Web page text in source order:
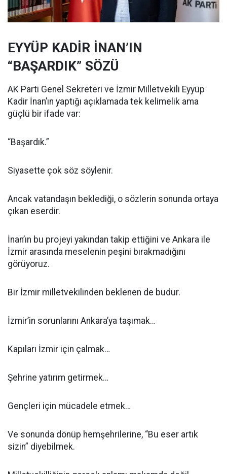
EYYÜP KADİR İNAN’IN
“BAŞARDIK” SÖZÜ
AK Parti Genel Sekreteri ve İzmir Milletvekili Eyyüp
Kadir İnan’ın yaptığı açıklamada tek kelimelik ama
güçlü bir ifade var:
“Başardık.”
Siyasette çok söz söylenir.
Ancak vatandaşın beklediği, o sözlerin sonunda ortaya
çıkan eserdir.
İnan’ın bu projeyi yakından takip ettiğini ve Ankara ile
İzmir arasında meselenin peşini bırakmadığını
görüyoruz.
Bir İzmir milletvekilinden beklenen de budur.
İzmir’in sorunlarını Ankara’ya taşımak…
Kapıları İzmir için çalmak…
Şehrine yatırım getirmek…
Gençleri için mücadele etmek…
Ve sonunda dönüp hemşehrilerine, “Bu eser artık
sizin” diyebilmek.